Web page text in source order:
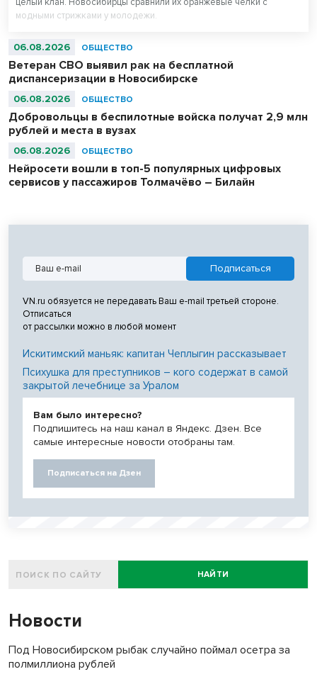
модными стрижками у молодежи.
06.08.2026 ОБЩЕСТВО
Ветеран СВО выявил рак на бесплатной
диспансеризации в Новосибирске
06.08.2026 ОБЩЕСТВО
Добровольцы в беспилотные войска получат 2,9 млн
рублей и места в вузах
06.08.2026 ОБЩЕСТВО
Нейросети вошли в топ-5 популярных цифровых
сервисов у пассажиров Толмачёво – Билайн
VN.ru обязуется не передавать Ваш e-mail третьей стороне.
Отписаться
от рассылки можно в любой момент
Искитимский маньяк: капитан Чеплыгин рассказывает
Психушка для преступников – кого содержат в самой
закрытой лечебнице за Уралом
Вам было интересно?
Подпишитесь на наш канал в Яндекс. Дзен. Все
самые интересные новости отобраны там.
Подписаться на Дзен
НАЙТИ
Новости
Под Новосибирском рыбак случайно поймал осетра за
полмиллиона рублей